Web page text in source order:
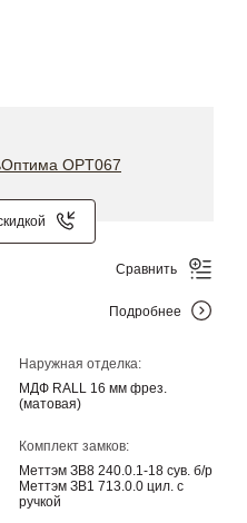
Наружная отделка:
МДФ RALL 16 мм фрез.
(матовая)
Комплект замков:
Меттэм ЗВ8 240.0.1-18 сув. б/р
Меттэм ЗВ1 713.0.0 цил. с
ручкой
Сравнить
Подробнее